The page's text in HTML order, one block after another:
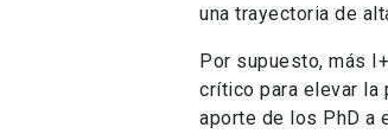
una trayectoria de
Por supuesto, más
crítico para elevar la
aporte de los PhD a